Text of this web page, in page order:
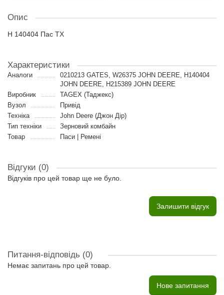
Опис
H 140404 Пас TX
Характеристики
Аналоги
0210213 GATES, W26375 JOHN DEERE, H140404
JOHN DEERE, H215389 JOHN DEERE
Виробник
TAGEX (Таджекс)
Вузол
Привід
Техніка
John Deere (Джон Дір)
Тип техніки
Зерновий комбайн
Товар
Паси | Ремені
Відгуки (0)
Відгуків про цей товар ще не було.
Залишити відгук
Питання-відповідь (0)
Немає запитань про цей товар.
Нове запитання